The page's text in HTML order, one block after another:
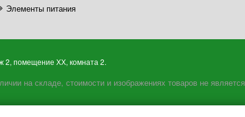
Элементы питания
2, помещение ХХ, комната 2.
на складе, стоимости и изображениях товаров не является